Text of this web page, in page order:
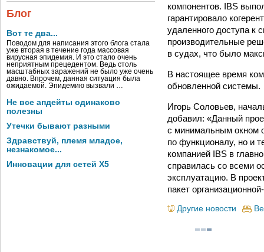
Блог
Вот те два...
Поводом для написания этого блога стала
уже вторая в течение года массовая
вирусная эпидемия. И это стало очень
неприятным прецедентом. Ведь столь
масштабных заражений не было уже очень
давно. Впрочем, данная ситуация была
ожидаемой. Эпидемию вызвали …
Не все апдейты одинаково
полезны
Утечки бывают разными
Здравствуй, племя младое,
незнакомое...
Инновации для сетей X5
компонентов. IBS
гарантировало
удаленного доступа к
производительные
в судах, что было
В настоящее время
обновленной системы.
Игорь Соловьев,
добавил: «Данный
с минимальным окном
по функционалу, но и
компанией IBS в
справилась со всеми
эксплуатацию. В
пакет
Другие новости